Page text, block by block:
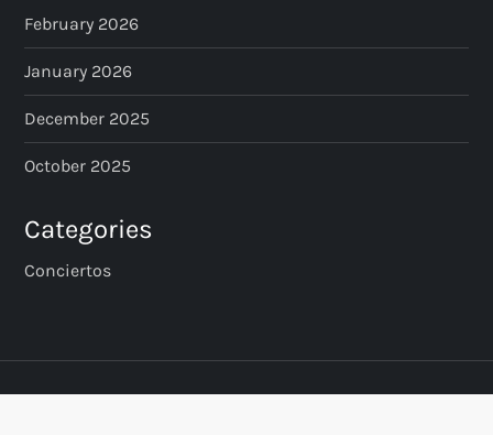
February 2026
January 2026
December 2025
October 2025
Categories
Conciertos